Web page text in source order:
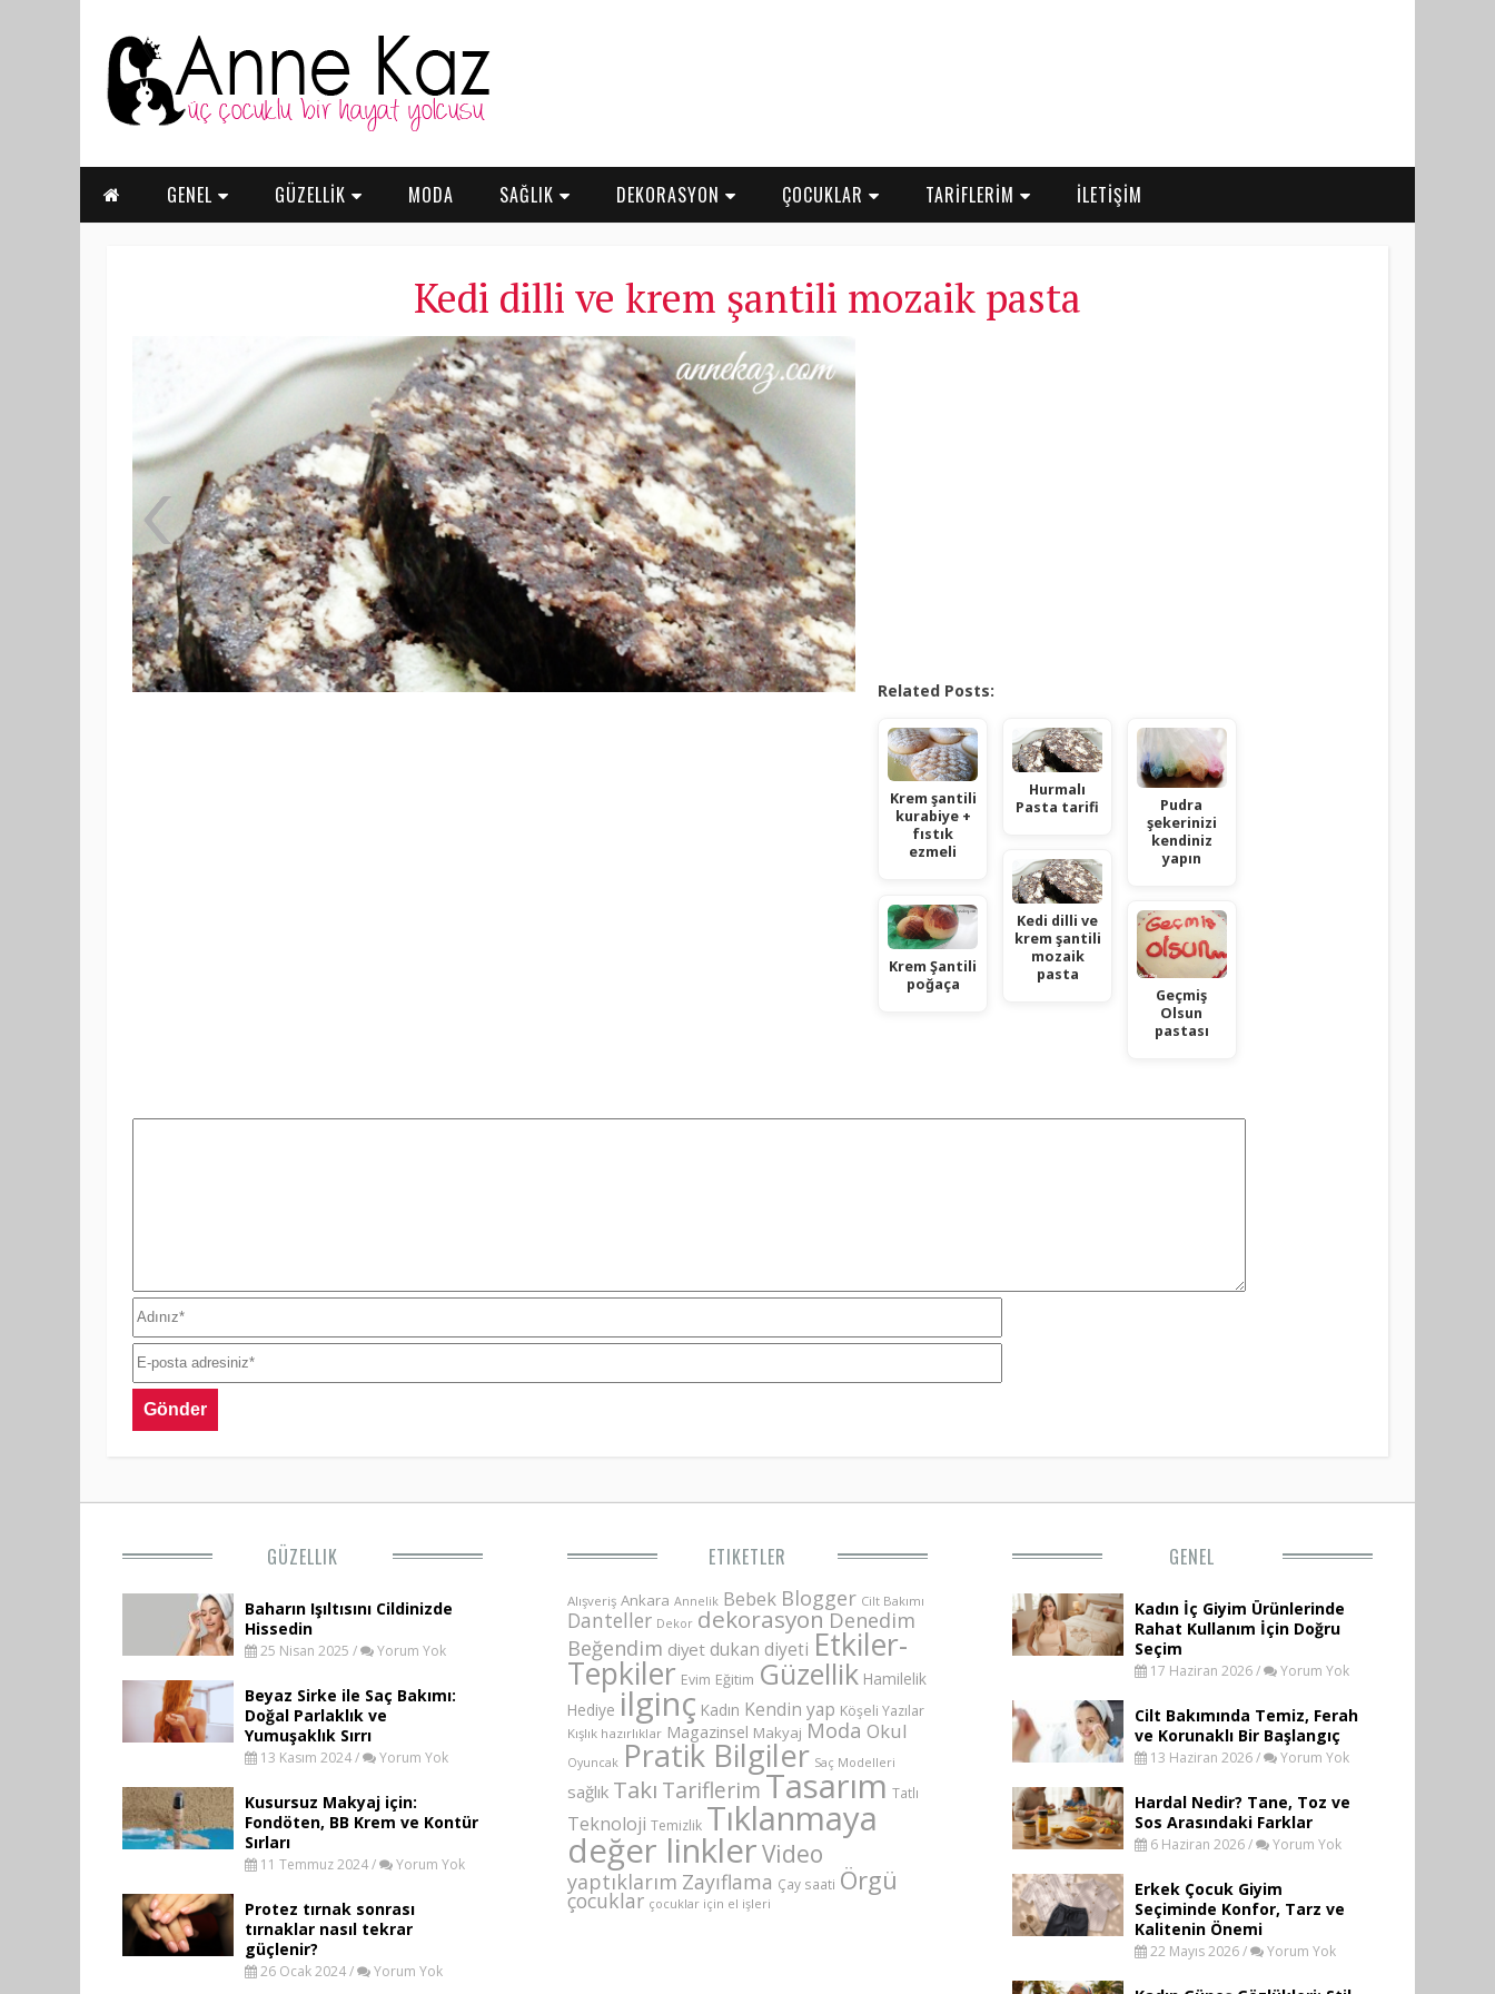
GENEL GÜZELLİK MODA SAĞLIK DEKORASYON ÇOCUKLAR TARİFLERİM İLETİŞİM
Kedi dilli ve krem şantili mozaik pasta
Related Posts:
Krem şantili
kurabiye +
fıstık
ezmeli
Krem Şantili
poğaça
Hurmalı
Pasta tarifi
Kedi dilli ve
krem şantili
mozaik
pasta
Pudra
şekerinizi
kendiniz
yapın
Geçmiş
Olsun
pastası
GÜZELLIK
Baharın Işıltısını Cildinizde
Hissedin
25 Nisan 2025 / Yorum Yok
Beyaz Sirke ile Saç Bakımı:
Doğal Parlaklık ve
Yumuşaklık Sırrı
13 Kasım 2024 / Yorum Yok
Kusursuz Makyaj için:
Fondöten, BB Krem ve Kontür
Sırları
11 Temmuz 2024 / Yorum Yok
Protez tırnak sonrası
tırnaklar nasıl tekrar
güçlenir?
26 Ocak 2024 / Yorum Yok
ETIKETLER
Alışveriş Ankara Annelik Bebek Blogger Cilt Bakımı
Danteller Dekor dekorasyon Denedim
Beğendim diyet dukan diyeti Etkiler-
Tepkiler Evim Eğitim Güzellik Hamilelik
Hediye ilginç Kadın Kendin yap Köşeli Yazılar
Kışlık hazırlıklar Magazinsel Makyaj Moda Okul
Oyuncak Pratik Bilgiler Saç Modelleri
sağlık Takı Tariflerim Tasarım Tatlı
Teknoloji Temizlik Tıklanmaya
değer linklerVideo
yaptıklarım Zayıflama Çay saati Örgü
çocuklar çocuklar için el işleri
GENEL
Kadın İç Giyim Ürünlerinde
Rahat Kullanım İçin Doğru
Seçim
17 Haziran 2026 / Yorum Yok
Cilt Bakımında Temiz, Ferah
ve Korunaklı Bir Başlangıç
13 Haziran 2026 / Yorum Yok
Hardal Nedir? Tane, Toz ve
Sos Arasındaki Farklar
6 Haziran 2026 / Yorum Yok
Erkek Çocuk Giyim
Seçiminde Konfor, Tarz ve
Kalitenin Önemi
22 Mayıs 2026 / Yorum Yok